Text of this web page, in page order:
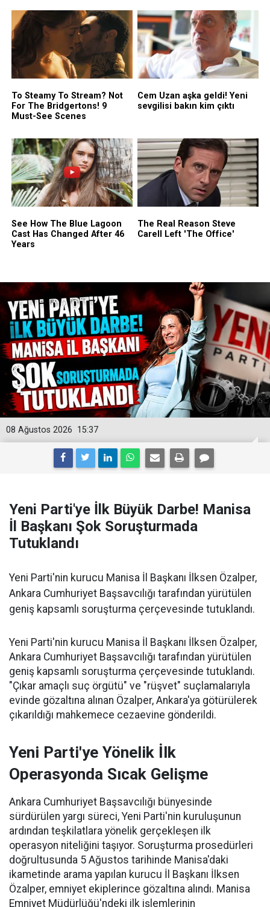
15:37
08 Ağustos 2026
Yeni Parti'ye İlk Büyük Darbe! Manisa
İl Başkanı Şok Soruşturmada
Tutuklandı
Yeni Parti'nin kurucu Manisa İl Başkanı İlksen Özalper,
Ankara Cumhuriyet Başsavcılığı tarafından yürütülen
geniş kapsamlı soruşturma çerçevesinde tutuklandı.
Yeni Parti'nin kurucu Manisa İl Başkanı İlksen Özalper,
Ankara Cumhuriyet Başsavcılığı tarafından yürütülen
geniş kapsamlı soruşturma çerçevesinde tutuklandı.
"Çıkar amaçlı suç örgütü" ve "rüşvet" suçlamalarıyla
evinde gözaltına alınan Özalper, Ankara'ya götürülerek
çıkarıldığı mahkemece cezaevine gönderildi.
Yeni Parti'ye Yönelik İlk
Operasyonda Sıcak Gelişme
Ankara Cumhuriyet Başsavcılığı bünyesinde
sürdürülen yargı süreci, Yeni Parti'nin kuruluşunun
ardından teşkilatlara yönelik gerçekleşen ilk
operasyon niteliğini taşıyor. Soruşturma prosedürleri
doğrultusunda 5 Ağustos tarihinde Manisa'daki
ikametinde arama yapılan kurucu İl Başkanı İlksen
Özalper, emniyet ekiplerince gözaltına alındı. Manisa
Emniyet Müdürlüğü'ndeki ilk işlemlerinin